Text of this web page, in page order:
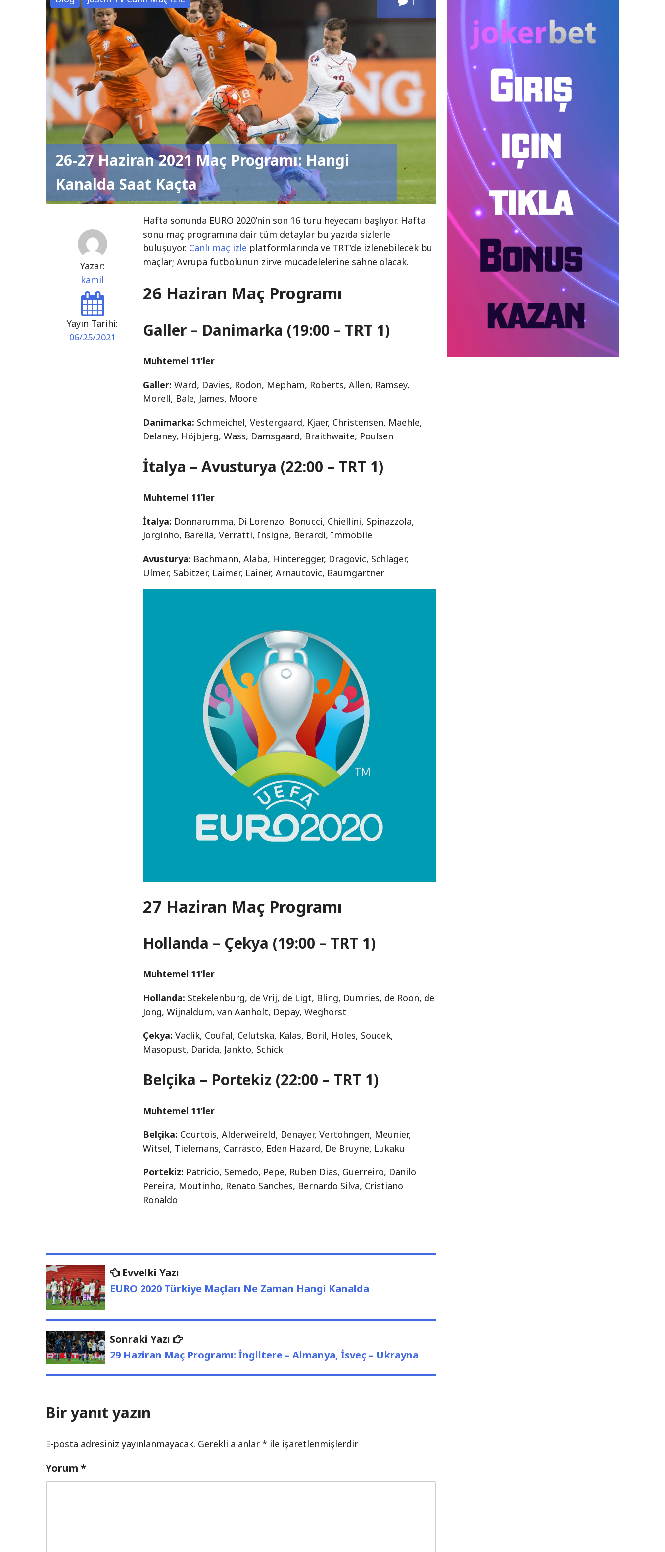
26-27 Haziran 2021 Maç Programı: Hangi
Kanalda Saat Kaçta
Yazar:
kamil
Yayın Tarihi:
06/25/2021
Hafta sonunda EURO 2020’nin son 16 turu heyecanı başlıyor. Hafta
sonu maç programına dair tüm detaylar bu yazıda sizlerle
buluşuyor. Canlı maç izle platformlarında ve TRT’de izlenebilecek bu
maçlar; Avrupa futbolunun zirve mücadelelerine sahne olacak.
26 Haziran Maç Programı
Galler – Danimarka (19:00 – TRT 1)
Muhtemel 11’ler
Galler:Ward, Davies, Rodon, Mepham, Roberts, Allen, Ramsey,
Morell, Bale, James, Moore
Danimarka: Schmeichel, Vestergaard, Kjaer, Christensen, Maehle,
Delaney, Höjbjerg, Wass, Damsgaard, Braithwaite, Poulsen
İtalya – Avusturya (22:00 – TRT 1)
Muhtemel 11’ler
İtalya: Donnarumma, Di Lorenzo, Bonucci, Chiellini, Spinazzola,
Jorginho, Barella, Verratti, Insigne, Berardi, Immobile
Avusturya: Bachmann, Alaba, Hinteregger, Dragovic, Schlager,
Ulmer, Sabitzer, Laimer, Lainer, Arnautovic, Baumgartner
27 Haziran Maç Programı
Hollanda – Çekya (19:00 – TRT 1)
Muhtemel 11’ler
Hollanda: Stekelenburg, de Vrij, de Ligt, Bling, Dumries, de Roon, de
Jong, Wijnaldum, van Aanholt, Depay, Weghorst
Çekya:Vaclik, Coufal, Celutska, Kalas, Boril, Holes, Soucek,
Masopust, Darida, Jankto, Schick
Belçika – Portekiz (22:00 – TRT 1)
Muhtemel 11’ler
Belçika: Courtois, Alderweireld, Denayer, Vertohngen, Meunier,
Witsel, Tielemans, Carrasco, Eden Hazard, De Bruyne, Lukaku
Portekiz: Patricio, Semedo, Pepe, Ruben Dias, Guerreiro, Danilo
Pereira, Moutinho, Renato Sanches, Bernardo Silva, Cristiano
Ronaldo
Yazı
gezinmesi
Evvelki Yazı
Yazı
EURO 2020 Türkiye Maçları Ne Zaman Hangi Kanalda
Sonraki Yazı
Sonraki
Yazı:
29 Haziran Maç Programı: İngiltere – Almanya, İsveç – Ukrayna
Bir yanıt yazın
E-posta adresiniz yayınlanmayacak. Gerekli alanlar * ile işaretlenmişlerdir
Yorum *